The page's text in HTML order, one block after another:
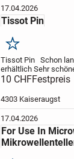
17.04.2026
Tissot Pin
Merken
Tissot Pin Schon
erhältlich Sehr
Abholung bei Versand
10 CHFFestpreis
4303 Kaiseraugst
17.04.2026
For Use In